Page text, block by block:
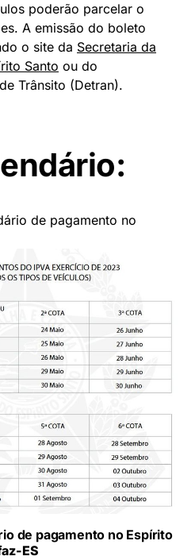
poderão parcelar o
A emissão do boleto
o site da Secretaria da
Santo ou do
Trânsito (Detran).
de pagamento no Espírito
ES